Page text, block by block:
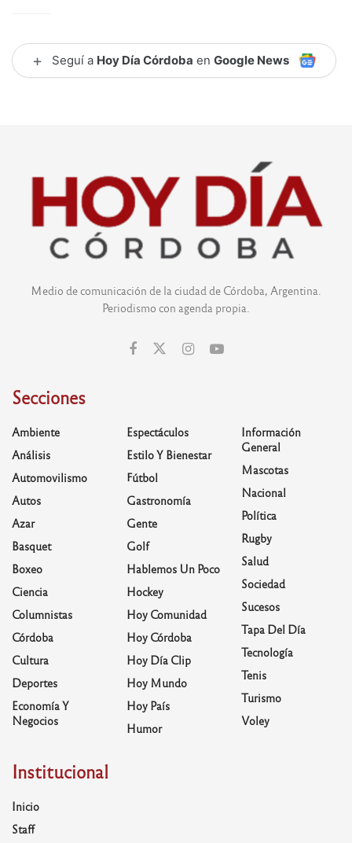
+ Seguí a Hoy Día Córdoba en Google News
Medio de comunicación de la ciudad de Córdoba, Argentina.
Periodismo con agenda propia.
Secciones
Ambiente
Análisis
Automovilismo
Autos
Azar
Basquet
Boxeo
Ciencia
Columnistas
Córdoba
Cultura
Deportes
Economía Y
Negocios
Espectáculos
Estilo Y Bienestar
Fútbol
Gastronomía
Gente
Golf
Hablemos Un Poco
Hockey
Hoy Comunidad
Hoy Córdoba
Hoy Día Clip
Hoy Mundo
Hoy País
Humor
Información
General
Mascotas
Nacional
Política
Rugby
Salud
Sociedad
Sucesos
Tapa Del Día
Tecnología
Tenis
Turismo
Voley
Institucional
Inicio
Staff